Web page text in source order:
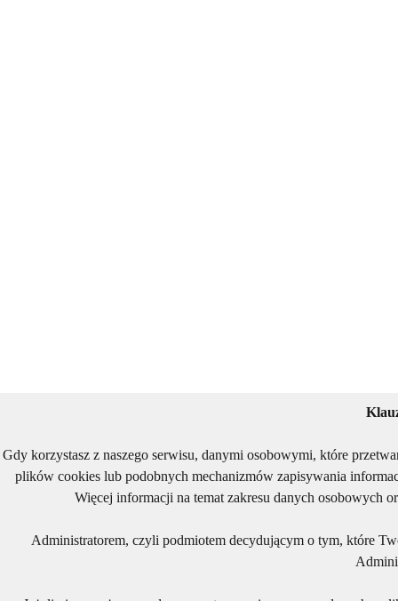
Gdy korzystasz z naszego serwisu, danymi osobowymi, które
plików cookies lub podobnych mechanizmów zapisywania
Więcej informacji na temat zakresu danych osobowych
Administratorem, czyli podmiotem decydującym o tym, które